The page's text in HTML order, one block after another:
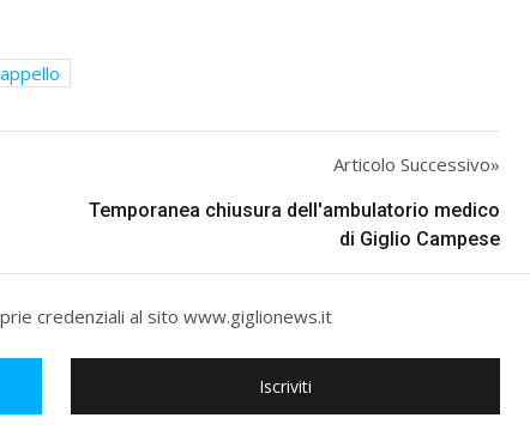
appello
Articolo Successivo»
Temporanea chiusura dell'ambulatorio medico
di Giglio Campese
credenziali al sito www.giglionews.it
Iscriviti